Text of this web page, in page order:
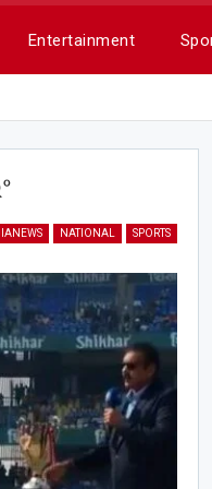
Entertainment
NATIONAL SPORTS